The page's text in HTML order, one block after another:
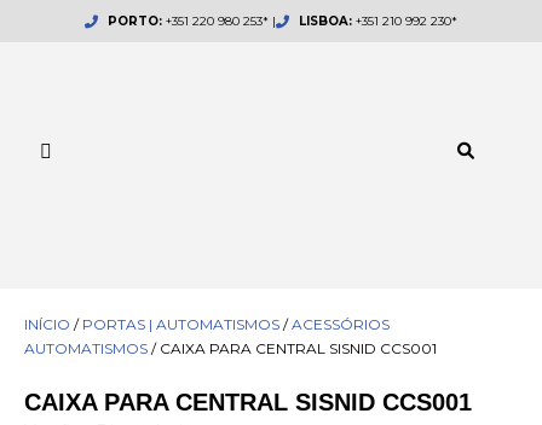
PORTO: +351 220 980 253* | LISBOA:+351 210 992 230*
INÍCIO / PORTAS | AUTOMATISMOS /ACESSÓRIOS
AUTOMATISMOS / CAIXA PARA CENTRAL SISNID CCS001
CAIXA PARA CENTRAL SISNID CCS001